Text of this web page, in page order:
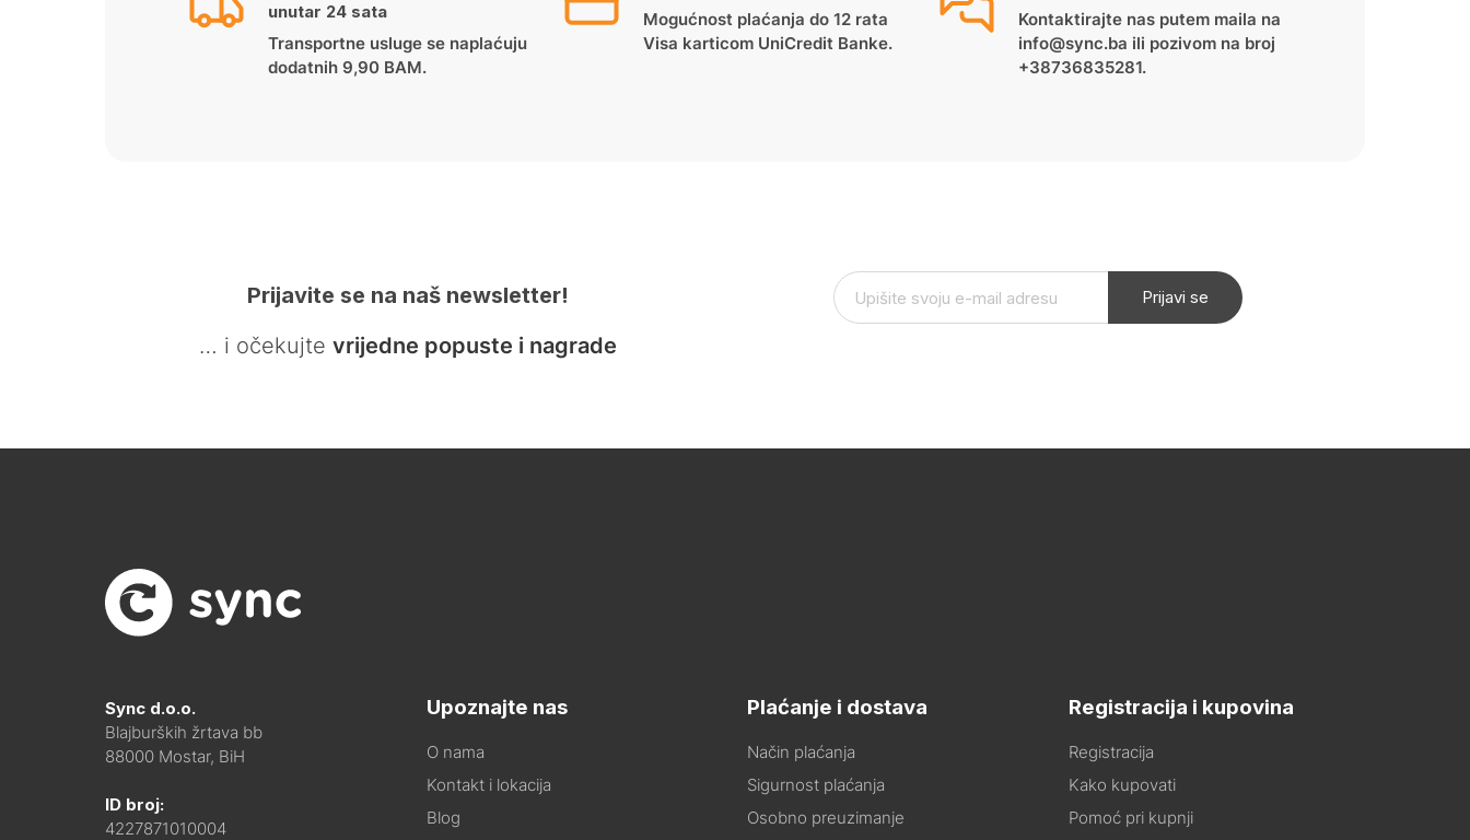
unutar 24 sata
Transportne usluge se naplaćuju
dodatnih 9,90 BAM.
Mogućnost plaćanja do 12 rata
Visa karticom UniCredit Banke.
Kontaktirajte nas putem maila na
info@sync.ba ili pozivom na broj
+38736835281.
Prijavite se na naš newsletter!
… i očekujte vrijedne popuste i nagrade
Prijavi se
Sync d.o.o.
Blajburških žrtava bb
88000 Mostar, BiH
ID broj:
4227871010004
Upoznajte nas
O nama
Kontakt i lokacija
Blog
Plaćanje i dostava
Način plaćanja
Sigurnost plaćanja
Osobno preuzimanje
Registracija i kupovina
Registracija
Kako kupovati
Pomoć pri kupnji